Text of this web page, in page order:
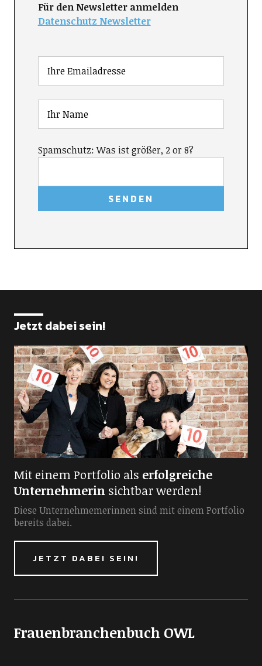
Für den Newsletter anmelden
Datenschutz Newsletter
Spamschutz: Was ist größer, 2 or 8?
Jetzt dabei sein!
Mit einem Portfolio als erfolgreiche
Unternehmerinsichtbar werden!
Diese Unternehmemerinnen sind mit einem Portfolio
bereits dabei.
JETZT DABEI SEIN!
Frauenbranchenbuch OWL